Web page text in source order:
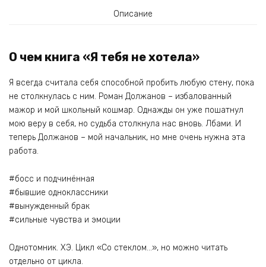
Описание
О чем книга «Я тебя не хотела»
Я всегда считала себя способной пробить любую стену, пока
не столкнулась с ним. Роман Должанов – избалованный
мажор и мой школьный кошмар. Однажды он уже пошатнул
мою веру в себя, но судьба столкнула нас вновь. Лбами. И
теперь Должанов – мой начальник, но мне очень нужна эта
работа.
#босс и подчинённая
#бывшие одноклассники
#вынужденный брак
#сильные чувства и эмоции
Однотомник. ХЭ. Цикл «Со стеклом…», но можно читать
отдельно от цикла.